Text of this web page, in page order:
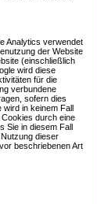
Analytics verwendet
der Website
(einschließlich
wird diese
für die
verbundene
sofern dies
in keinem Fall
durch eine
Sie in diesem Fall
dieser
beschriebenen Art